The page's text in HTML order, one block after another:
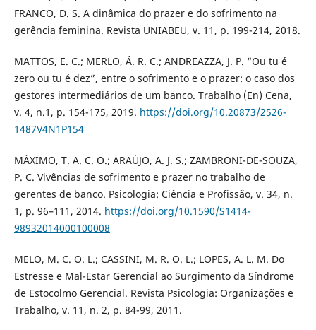
FRANCO, D. S. A dinâmica do prazer e do sofrimento na
gerência feminina. Revista UNIABEU, v. 11, p. 199-214, 2018.
MATTOS, E. C.; MERLO, Á. R. C.; ANDREAZZA, J. P. “Ou tu é
zero ou tu é dez”, entre o sofrimento e o prazer: o caso dos
gestores intermediários de um banco. Trabalho (En) Cena,
v. 4, n.1, p. 154-175, 2019. https://doi.org/10.20873/2526-
1487V4N1P154
MÁXIMO, T. A. C. O.; ARAÚJO, A. J. S.; ZAMBRONI-DE-SOUZA,
P. C. Vivências de sofrimento e prazer no trabalho de
gerentes de banco. Psicologia: Ciência e Profissão, v. 34, n.
1, p. 96–111, 2014. https://doi.org/10.1590/S1414-
98932014000100008
MELO, M. C. O. L.; CASSINI, M. R. O. L.; LOPES, A. L. M. Do
Estresse e Mal-Estar Gerencial ao Surgimento da Síndrome
de Estocolmo Gerencial. Revista Psicologia: Organizações e
Trabalho, v. 11, n. 2, p. 84-99, 2011.